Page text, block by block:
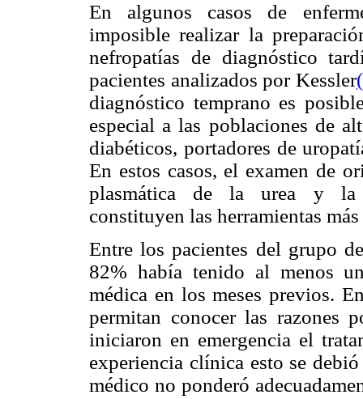
En algunos casos de
imposible realizar la
nefropatías de diagnóstico
pacientes analizados por Kessler
diagnóstico temprano es
especial a las poblaciones de
diabéticos, portadores de
En estos casos, el examen de
plasmática de la urea y la
constituyen las herramientas
Entre los pacientes del grupo
82% había tenido al menos
médica en los meses previos.
permitan conocer las razones
iniciaron en emergencia el
experiencia clínica esto se
médico no ponderó